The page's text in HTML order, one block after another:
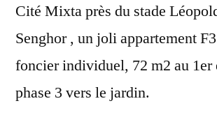
Cité Mixta près du stade
Senghor , un joli appartement
foncier individuel, 72 m2 au 1er
phase 3 vers le jardin.